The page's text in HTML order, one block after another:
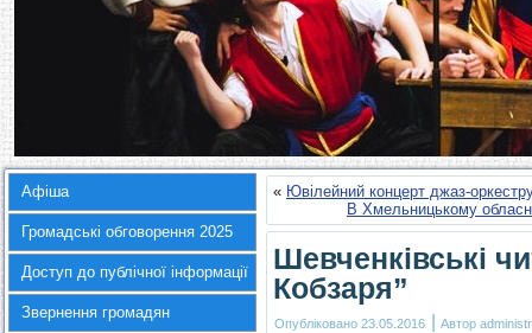
Афіша
Громадські обговорення 2025
Доступ до публічної інформації
Звернення громадян
« Ювілейний концерт джаз-
В Хмельницькому
Шевченківські
Кобзаря”
Опубліковано 23.05.2016 | Автор